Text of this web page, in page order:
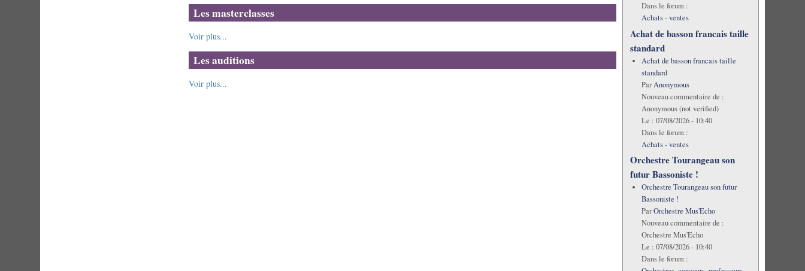
Les masterclasses
Voir plus...
Les auditions
Voir plus...
Dans le forum :
Achats - ventes
Achat de basson francais taille
standard
Achat de basson francais taille
standard
ParAnonymous
Nouveau commentaire de :
Anonymous (not verified)
Le : 07/08/2026 - 10:40
Dans le forum :
Achats - ventes
Orchestre Tourangeau son
futur Bassoniste !
Orchestre Tourangeau son futur
Bassoniste !
ParOrchestre Mus'Echo
Nouveau commentaire de :
Orchestre Mus'Echo
Le : 07/08/2026 - 10:40
Dans le forum :